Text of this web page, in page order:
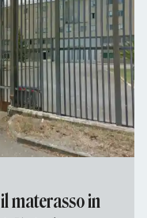
materasso in